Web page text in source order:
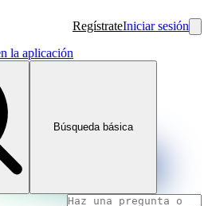
RegístrateIniciar sesión
la aplicación
Búsqueda básica